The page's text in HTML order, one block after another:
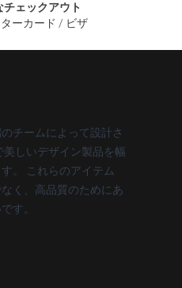
ェックアウト
ーカード / ビザ
チームによって設計さ
しいデザイン製品を幅
。 これらのアイテム
く、高品質のためにあ
す。